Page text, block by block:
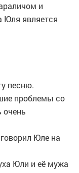
и
Юля является
песню.
проблемы со
очень
Юле на
Юли и её мужа